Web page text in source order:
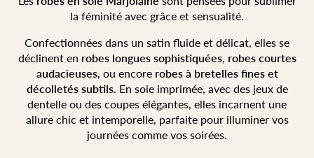
la féminité avec grâce et sensualité.
Confectionnées dans un satin fluide et délicat, elles se
déclinent en robes longues sophistiquées, robes courtes
audacieuses, ou encore robes à bretelles fines et
décolletés subtils. En soie imprimée, avec des jeux de
dentelle ou des coupes élégantes, elles incarnent une
allure chic et intemporelle, parfaite pour illuminer vos
journées comme vos soirées.